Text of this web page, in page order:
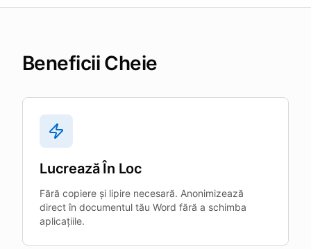
Beneficii Cheie
Lucrează În Loc
Fără copiere și lipire necesară. Anonimizează
direct în documentul tău Word fără a schimba
aplicațiile.